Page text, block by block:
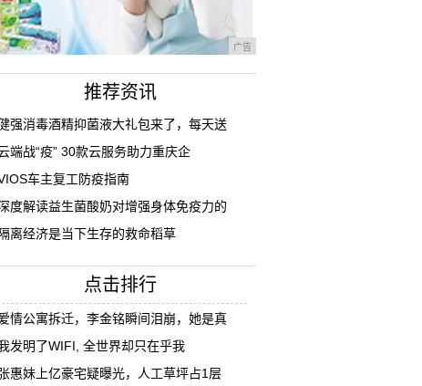
广告
推荐资讯
强消毒酒精抑菌液大礼包来了，每天送
端战“疫” 30款云服务助力重庆企
车主复工防疫指南
度解读益生菌酸奶对增强身体免疫力的
隔离经济是当下生存的救命稻草
点击排行
情公寓拆迁，李金铭瞬间泪崩，她是真
发明了WIFI, 全世界却只在乎我
惠妹上亿豪宅疑曝光，人工草坪占1层